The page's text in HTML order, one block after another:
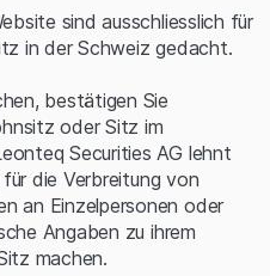
sind ausschliesslich für
in der Schweiz gedacht.
bestätigen Sie
oder Sitz im
Securities AG lehnt
die Verbreitung von
an Einzelpersonen oder
Angaben zu ihrem
machen.